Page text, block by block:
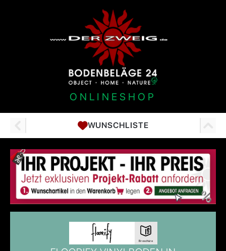
ONLINESHOP
WUNSCHLISTE
Broschüre